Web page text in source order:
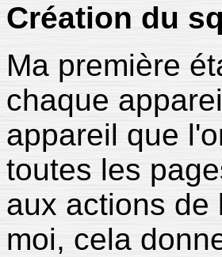
Création du
Ma première
chaque
appareil que
toutes les
aux actions de
moi, cela